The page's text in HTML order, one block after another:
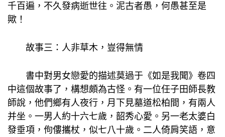
千百遍，不久發病逝世往。泥古者愚，何愚甚至是
歟！
故事三：人非草木，豈得無情
書中對男女戀愛的描述莫過于《如是我聞》卷四
中這個故事了，構想頗為古怪。有一位任子田師長教
師說，他們鄉有人夜行，月下見墓道松柏間，有兩人
并坐。一男人約十六七歲，韶秀心愛。另一老太婆白
發垂項，佝僂攜杖，似七八十歲。二人倚肩笑語，意